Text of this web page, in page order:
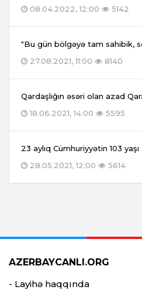
08.04.2022, 12:00
5142
"Bu gün bölgəyə tam sahibik,
27.08.2021, 11:00
8140
Qardaşlığın əsəri olan azad
18.06.2021, 14:00
5595
23 aylıq Cümhuriyyətin 103 yaşı
28.05.2021, 12:00
5614
AZERBAYCANLI.ORG
- Layihə haqqında